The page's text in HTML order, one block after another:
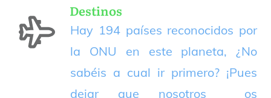
Destinos
Hay 194 países reconocidos por
la ONU en este planeta, ¿No
sabéis a cual ir primero? ¡Pues
dejar que nosotros os